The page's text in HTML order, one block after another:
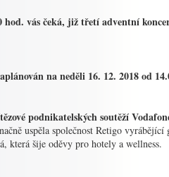
vás čeká, již třetí adventní
na neděli 16. 12. 2018 od
podnikatelských soutěží
uspěla společnost Retigo vyrábějící
která šije oděvy pro hotely a wellness.